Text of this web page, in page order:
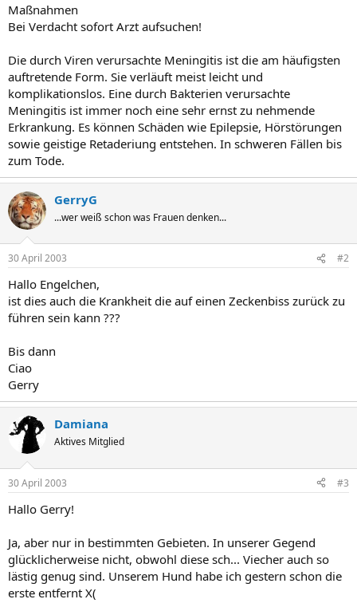
Maßnahmen
Bei Verdacht sofort Arzt aufsuchen!
Die durch Viren verursachte Meningitis ist die am häufigsten
auftretende Form. Sie verläuft meist leicht und
komplikationslos. Eine durch Bakterien verursachte
Meningitis ist immer noch eine sehr ernst zu nehmende
Erkrankung. Es können Schäden wie Epilepsie, Hörstörungen
sowie geistige Retaderiung entstehen. In schweren Fällen bis
zum Tode.
GerryG
...wer weiß schon was Frauen denken...
30 April 2003 #2
Hallo Engelchen,
ist dies auch die Krankheit die auf einen Zeckenbiss zurück zu
führen sein kann ???
Bis dann
Ciao
Gerry
Damiana
Aktives Mitglied
30 April 2003 #3
Hallo Gerry!
Ja, aber nur in bestimmten Gebieten. In unserer Gegend
glücklicherweise nicht, obwohl diese sch... Viecher auch so
lästig genug sind. Unserem Hund habe ich gestern schon die
erste entfernt X(